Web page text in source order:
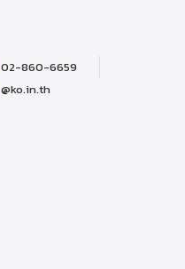
02-860-6659
@ko.in.th